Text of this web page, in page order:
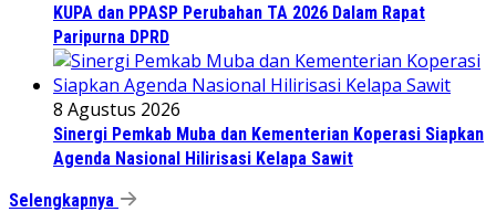
KUPA dan PPASP Perubahan TA 2026 Dalam Rapat
Paripurna DPRD
8 Agustus 2026
Sinergi Pemkab Muba dan Kementerian Koperasi Siapkan
Agenda Nasional Hilirisasi Kelapa Sawit
Selengkapnya